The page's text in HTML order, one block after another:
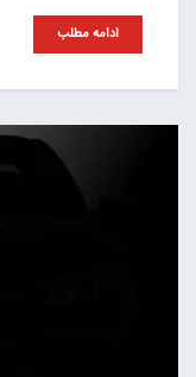
ادامه مطلب